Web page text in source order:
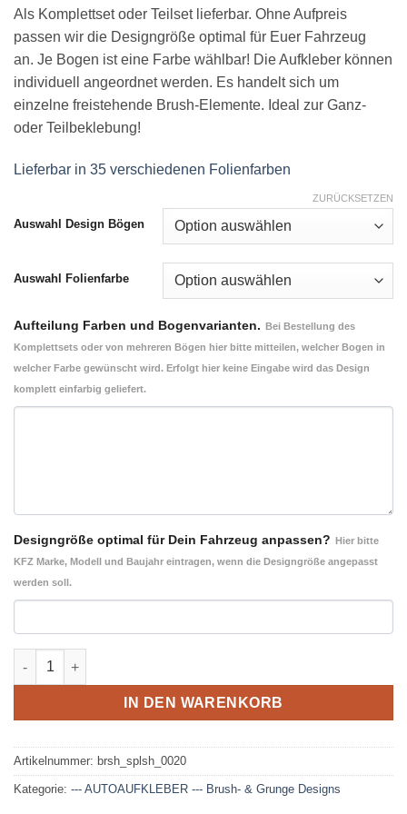
Als Komplettset oder Teilset lieferbar. Ohne Aufpreis
passen wir die Designgröße optimal für Euer Fahrzeug
an. Je Bogen ist eine Farbe wählbar! Die Aufkleber können
individuell angeordnet werden. Es handelt sich um
einzelne freistehende Brush-Elemente. Ideal zur Ganz-
oder Teilbeklebung!
Lieferbar in 35 verschiedenen Folienfarben
Auswahl Design Bögen
Auswahl Folienfarbe
ZURÜCKSETZEN
Aufteilung Farben und Bogenvarianten.
Bei Bestellung des
Komplettsets oder von mehreren Bögen hier bitte mitteilen, welcher Bogen in
welcher Farbe gewünscht wird. Erfolgt hier keine Eingabe wird das Design
komplett einfarbig geliefert.
Designgröße optimal für Dein Fahrzeug anpassen?
Hier bitte
KFZ Marke, Modell und Baujahr eintragen, wenn die Designgröße angepasst
werden soll.
Brush Design 020- Autoaufkleber Set Menge
IN DEN WARENKORB
Artikelnummer: brsh_splsh_0020
Kategorie: --- AUTOAUFKLEBER --- Brush- & Grunge Designs